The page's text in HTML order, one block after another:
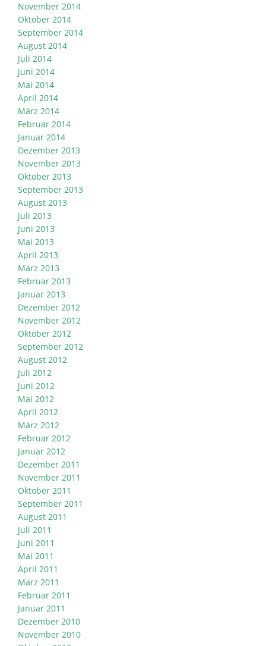
November 2014
Oktober 2014
September 2014
August 2014
Juli 2014
Juni 2014
Mai 2014
April 2014
März 2014
Februar 2014
Januar 2014
Dezember 2013
November 2013
Oktober 2013
September 2013
August 2013
Juli 2013
Juni 2013
Mai 2013
April 2013
März 2013
Februar 2013
Januar 2013
Dezember 2012
November 2012
Oktober 2012
September 2012
August 2012
Juli 2012
Juni 2012
Mai 2012
April 2012
März 2012
Februar 2012
Januar 2012
Dezember 2011
November 2011
Oktober 2011
September 2011
August 2011
Juli 2011
Juni 2011
Mai 2011
April 2011
März 2011
Februar 2011
Januar 2011
Dezember 2010
November 2010